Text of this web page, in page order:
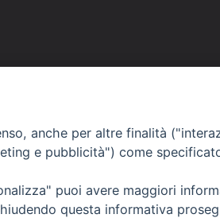
anche per altre finalità
e pubblicità") come
puoi avere maggiori
questa informativa